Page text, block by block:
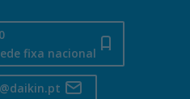
fixa nacional